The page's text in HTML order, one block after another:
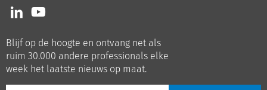
Volg
ons
LinkedIn
Volg
ons
Youtube
Blijf op de hoogte en ontvang net als
ruim 30.000 andere professionals elke
week het laatste nieuws op maat.